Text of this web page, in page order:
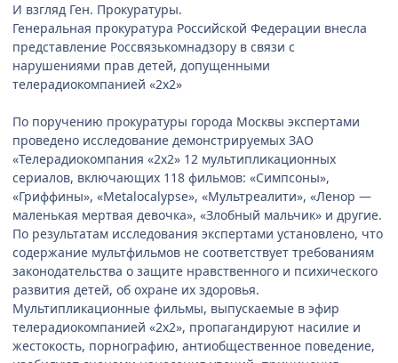
И взгляд Ген. Прокуратуры.
Генеральная прокуратура Российской Федерации внесла
представление Россвязькомнадзору в связи с
нарушениями прав детей, допущенными
телерадиокомпанией «2x2»
По поручению прокуратуры города Москвы экспертами
проведено исследование демонстрируемых ЗАО
«Телерадиокомпания «2х2» 12 мультипликационных
сериалов, включающих 118 фильмов: «Симпсоны»,
«Гриффины», «Metalocalypse», «Мультреалити», «Ленор —
маленькая мертвая девочка», «Злобный мальчик» и другие.
По результатам исследования экспертами установлено, что
содержание мультфильмов не соответствует требованиям
законодательства о защите нравственного и психического
развития детей, об охране их здоровья.
Мультипликационные фильмы, выпускаемые в эфир
телерадиокомпанией «2х2», пропагандируют насилие и
жестокость, порнографию, антиобщественное поведение,